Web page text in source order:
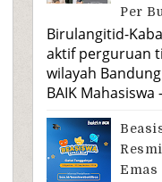
Per
Birulangitid-
aktif perguruan
wilayah
BAIK Mahasiswa
Emas